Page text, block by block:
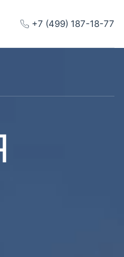
+7 (499) 187-18-77